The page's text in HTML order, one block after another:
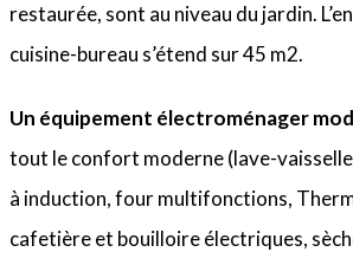
restaurée, sont au niveau du jardin.
cuisine-bureau s’étend sur 45 m2.
Un équipement électroménager
tout le confort moderne (lave-
à induction, four multifonctions,
cafetière et bouilloire électriques,